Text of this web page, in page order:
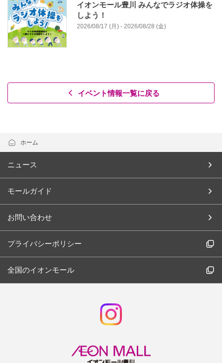
イオンモール豊川 みんなでラジオ体操を
しよう！
2026/08/17 (月) - 2026/08/28 (金)
イベント情報一覧に戻る
ホーム
ニュース
モールガイド
お問い合わせ
プライバシーポリシー
全国のイオンモール